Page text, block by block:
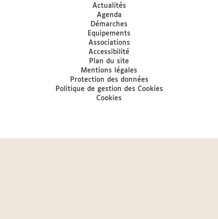
Actualités
Agenda
Démarches
Equipements
Associations
Accessibilité
Plan du site
Mentions légales
Protection des données
Politique de gestion des Cookies
Cookies